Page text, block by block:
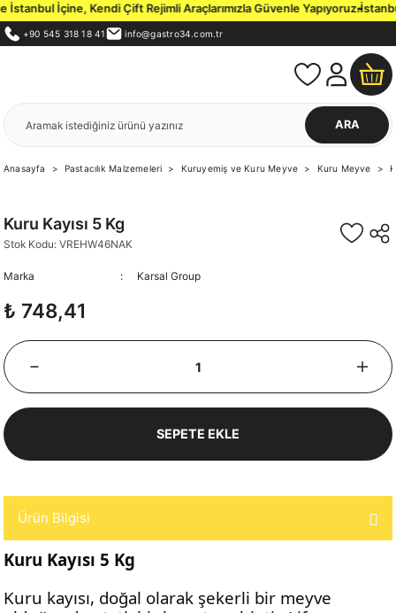
İçine, Kendi Çift Rejimli Araçlarımızla Güvenle Yapıyoruz.İstanbul
+90 545 318 18 41 info@gastro34.com.tr
ARA
Anasayfa Pastacılık Malzemeleri Kuruyemiş ve Kuru Meyve Kuru Meyve
Kuru Kayısı 5 Kg
Stok Kodu: VREHW46NAK
Marka Karsal Group
₺ 748,41
SEPETE EKLE
Ürün Bilgisi
Kuru Kayısı 5 Kg
Kuru kayısı, doğal olarak şekerli bir meyve